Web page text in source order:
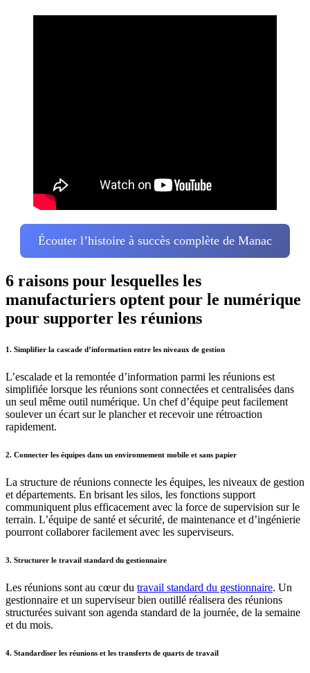
Écouter l’histoire à succès complète de Manac
6 raisons pour lesquelles les
manufacturiers optent pour le numérique
pour supporter les réunions
1. Simplifier la cascade d’information entre les niveaux de gestion
L’escalade et la remontée d’information parmi les réunions est
simplifiée lorsque les réunions sont connectées et centralisées dans
un seul même outil numérique. Un chef d’équipe peut facilement
soulever un écart sur le plancher et recevoir une rétroaction
rapidement.
2. Connecter les équipes dans un environnement mobile et sans papier
La structure de réunions connecte les équipes, les niveaux de gestion
et départements. En brisant les silos, les fonctions support
communiquent plus efficacement avec la force de supervision sur le
terrain. L’équipe de santé et sécurité, de maintenance et d’ingénierie
pourront collaborer facilement avec les superviseurs.
3. Structurer le travail standard du gestionnaire
Les réunions sont au cœur du travail standard du gestionnaire. Un
gestionnaire et un superviseur bien outillé réalisera des réunions
structurées suivant son agenda standard de la journée, de la semaine
et du mois.
4. Standardiser les réunions et les transferts de quarts de travail